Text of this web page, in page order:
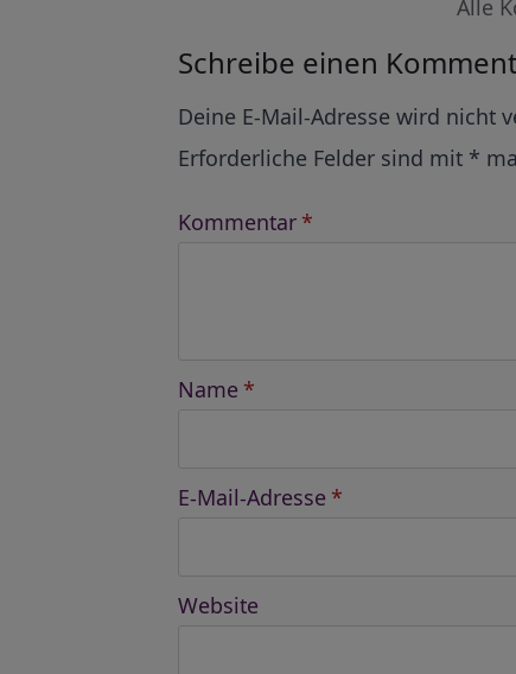
Alle
Schreibe einen
Deine E-Mail-Adresse wird nicht
Erforderliche Felder sind mit *
Kommentar *
Name *
E-Mail-Adresse *
Website